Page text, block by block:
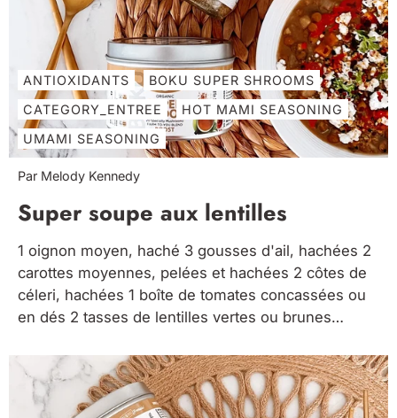
ANTIOXIDANTS
BOKU SUPER SHROOMS
CATEGORY_ENTREE
HOT MAMI SEASONING
UMAMI SEASONING
Par Melody Kennedy
Super soupe aux lentilles
1 oignon moyen, haché 3 gousses d'ail, hachées 2
carottes moyennes, pelées et hachées 2 côtes de
céleri, hachées 1 boîte de tomates concassées ou
en dés 2 tasses de lentilles vertes ou brunes
soupe Super Champignons Boku poudre 1...